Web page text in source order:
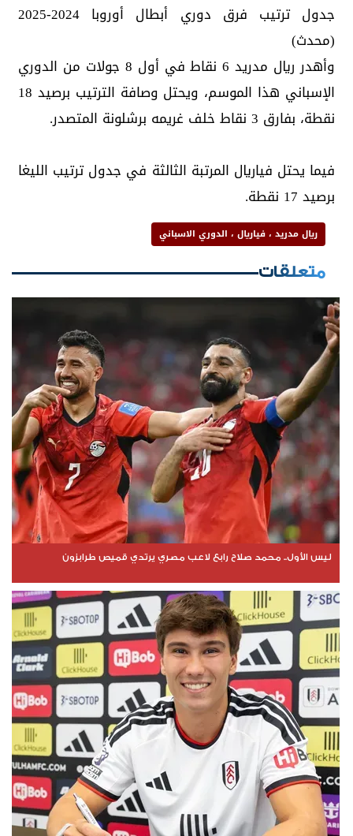
جدول ترتيب فرق دوري أبطال أوروبا 2024-2025
(محدث)
وأهدر ريال مدريد 6 نقاط في أول 8 جولات من الدوري
الإسباني هذا الموسم، ويحتل وصافة الترتيب برصيد 18
نقطة، بفارق 3 نقاط خلف غريمه برشلونة المتصدر.
فيما يحتل فياريال المرتبة الثالثة في جدول ترتيب الليغا
برصيد 17 نقطة.
ريال مدريد ، فياريال ، الدوري الاسباني
متعلقات
ليس الأول.. محمد صلاح رابع لاعب مصري يرتدي قميص طرابزون